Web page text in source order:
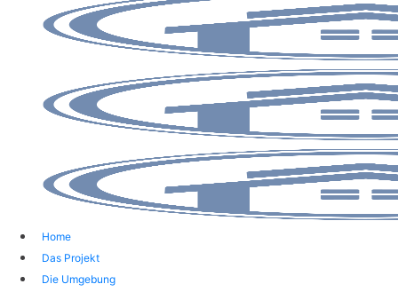
Home
Das Projekt
Die Umgebung